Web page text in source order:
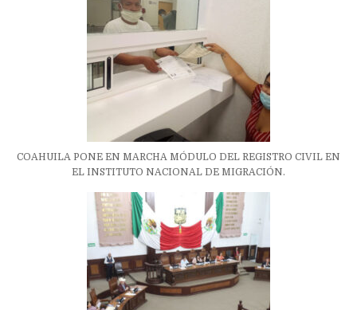
COAHUILA PONE EN MARCHA MÓDULO DEL REGISTRO CIVIL EN
EL INSTITUTO NACIONAL DE MIGRACIÓN.